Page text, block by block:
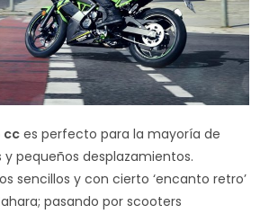
cc es perfecto para la mayoría de
pequeños desplazamientos.
sencillos y con cierto ‘encanto retro’
pasando por scooters